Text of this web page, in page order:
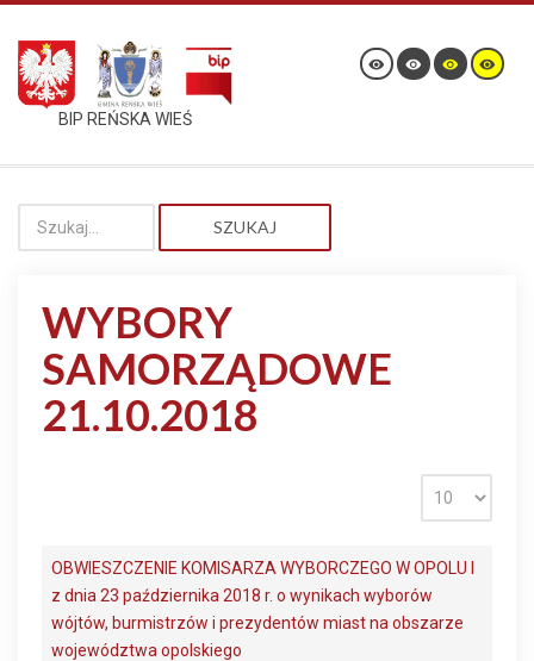
BIP REŃSKA WIEŚ
SZUKAJ
WYBORY
SAMORZĄDOWE
21.10.2018
OBWIESZCZENIE KOMISARZA WYBORCZEGO W OPOLU I
z dnia 23 października 2018 r. o wynikach wyborów
wójtów, burmistrzów i prezydentów miast na obszarze
województwa opolskiego